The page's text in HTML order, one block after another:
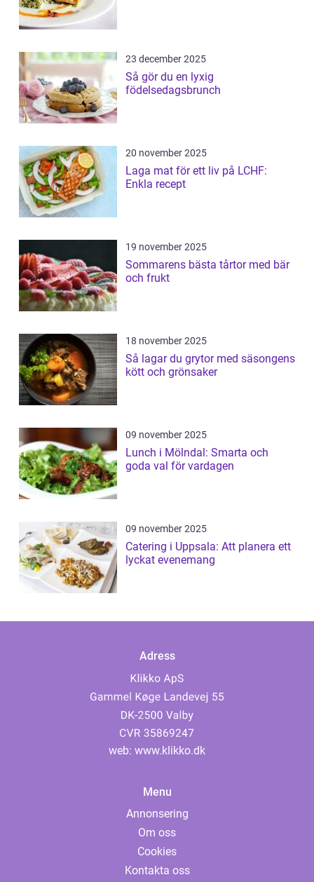
23 december 2025
Så gör du en lyxig
födelsedagsbrunch
20 november 2025
Laga mat för ett liv på LCHF:
Enkla recept
19 november 2025
Sommarens bästa tårtor med bär
och frukt
18 november 2025
Så lagar du grytor med säsongens
kött och grönsaker
09 november 2025
Lunch i Mölndal: Smarta och
goda val för vardagen
09 november 2025
Catering i Uppsala: Att planera ett
lyckat evenemang
Adress
web: www.klikko.dk
Menu
Annonsering
Om oss
Cookies
Kontakta oss